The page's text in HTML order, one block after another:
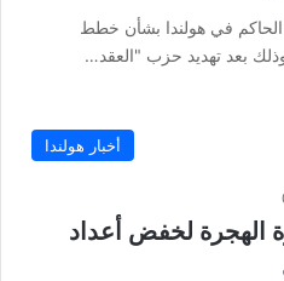
الحاكم في هولندا بشأن خطط
بعد تهديد حزب "العقد…
أخبار هولندا
الهجرة لخفض أعداد